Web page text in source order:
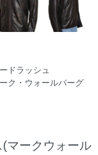
ドラッシュ
ク・ウォールバーグ
マークウォール